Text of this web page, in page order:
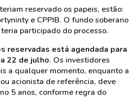
reservado os papeis, estão:
e CPPIB. O fundo soberano
participado do processo.
reservadas está agendada para
22 de julho. Os investidores
a qualquer momento, enquanto a
acionista de referência, deve
5 anos, conforme regra do